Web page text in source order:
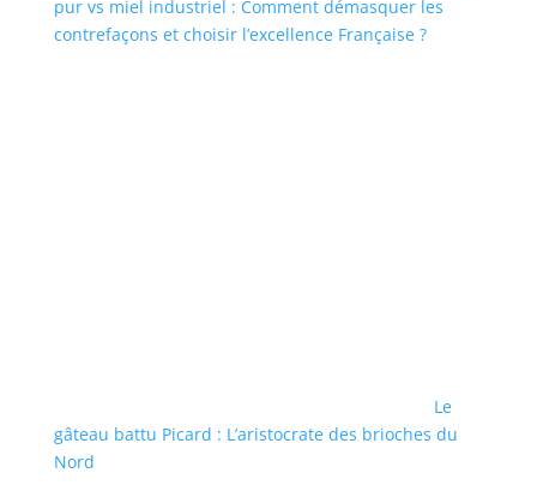
pur vs miel industriel : Comment démasquer les
contrefaçons et choisir l’excellence Française ?
Le
gâteau battu Picard : L’aristocrate des brioches du
Nord